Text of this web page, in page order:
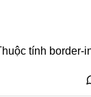
tính border-